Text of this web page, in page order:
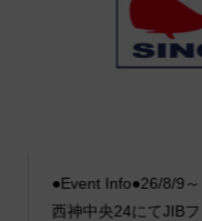
●Event Info●26/8/9
西神中央24にてJIBフ